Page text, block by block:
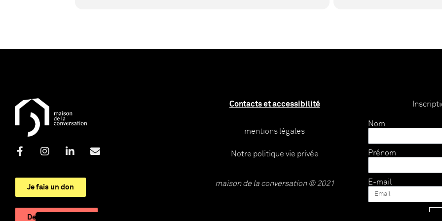
Je fais un don
Devenir adhérent
Contacts et accessibilité
mentions légales
Notre politique vie privée
maison de la conversation © 2021
Nom
Prénom
E-mail